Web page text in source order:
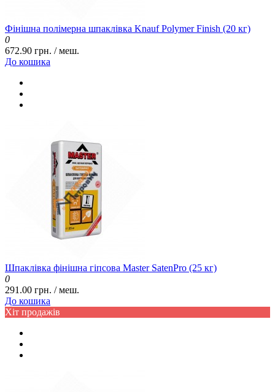
Фінішна полімерна шпаклівка Knauf Polymer Finish (20 кг)
0
672.90 грн. / меш.
До кошика
Шпаклівка фінішна гіпсова Master SatenPro (25 кг)
0
291.00 грн. / меш.
До кошика
Хіт продажів